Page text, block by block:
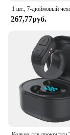
267,77руб.